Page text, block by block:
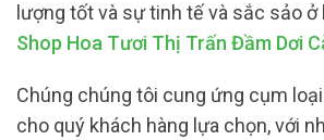
lượng tốt và sự tinh tế và sắc sảo
Shop Hoa Tươi Thị Trấn Đầm Dơi
Chúng chúng tôi cung ứng cụm
cho quý khách hàng lựa chọn, với